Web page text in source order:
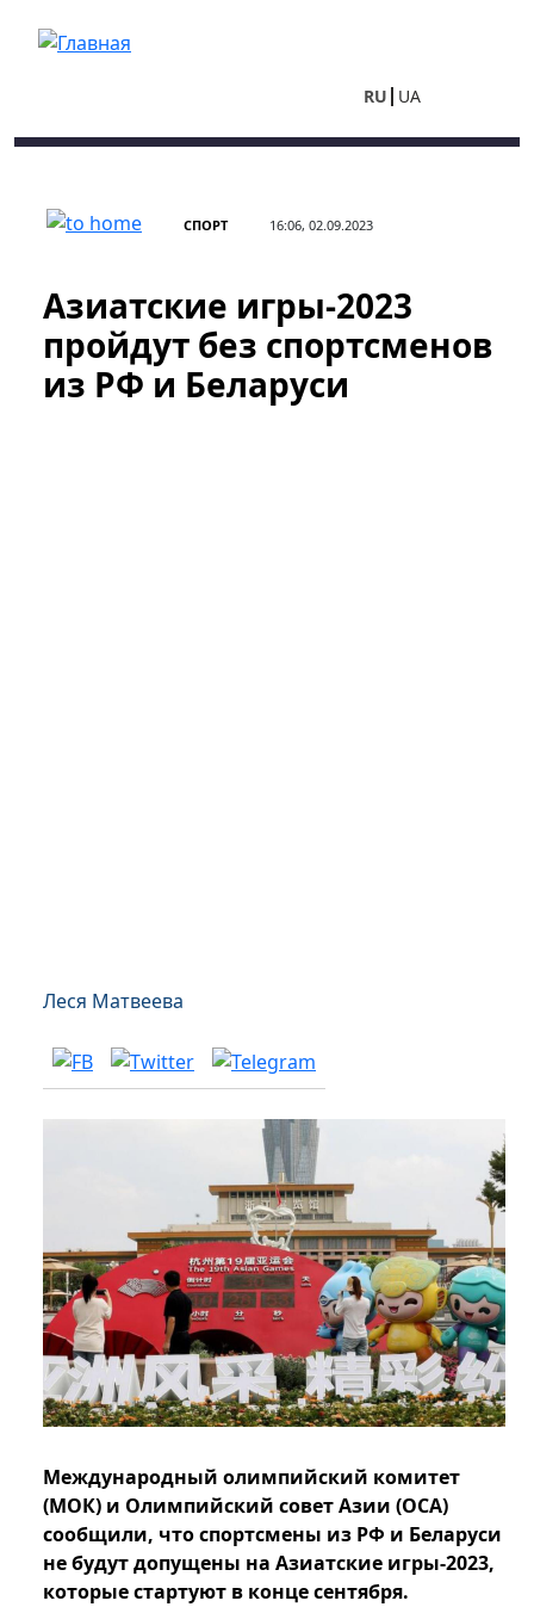
RU UA
СПОРТ 16:06, 02.09.2023
Азиатские игры-2023
пройдут без спортсменов
из РФ и Беларуси
Леся Матвеева
Международный олимпийский комитет
(МОК) и Олимпийский совет Азии (OCA)
сообщили, что спортсмены из РФ и Беларуси
не будут допущены на Азиатские игры-2023,
которые стартуют в конце сентября.